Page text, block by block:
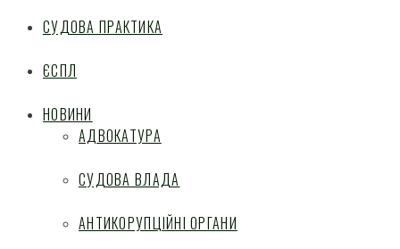
СУДОВА ПРАКТИКА
ЄСПЛ
НОВИНИ
АДВОКАТУРА
СУДОВА ВЛАДА
АНТИКОРУПЦІЙНІ ОРГАНИ